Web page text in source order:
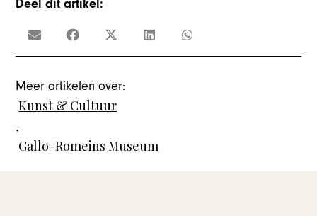
Deel dit artikel:
Meer artikelen over:
Kunst & Cultuur
,
Gallo-Romeins Museum